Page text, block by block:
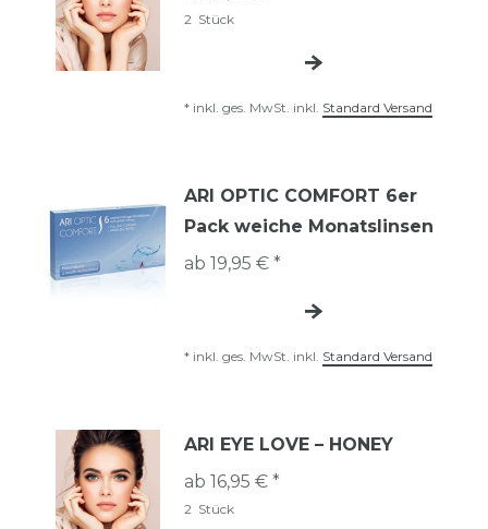
2 Stück
* inkl. ges. MwSt. inkl. Standard Versand
ARI OPTIC COMFORT 6er
Pack weiche Monatslinsen
ab 19,95 € *
* inkl. ges. MwSt. inkl. Standard Versand
ARI EYE LOVE – HONEY
ab 16,95 € *
2 Stück